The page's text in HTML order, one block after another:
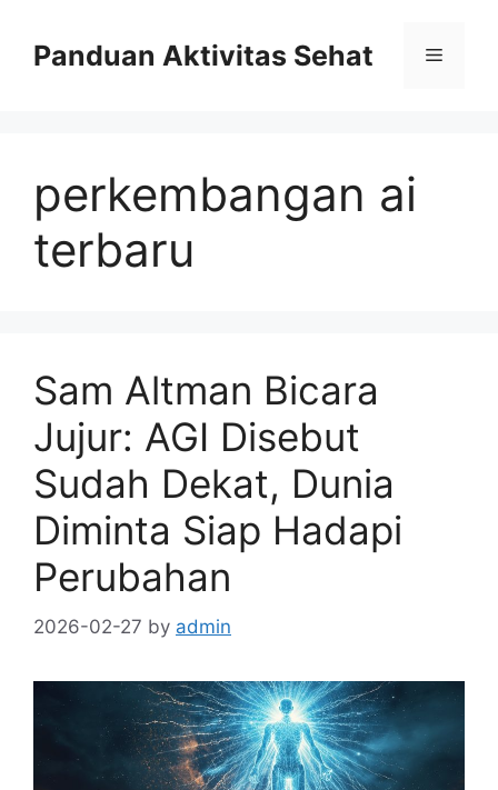
contentPanduan Aktivitas Sehat Menu
perkembangan ai
terbaru
Sam Altman Bicara
Jujur: AGI Disebut
Sudah Dekat, Dunia
Diminta Siap Hadapi
Perubahan
2026-02-27 by admin